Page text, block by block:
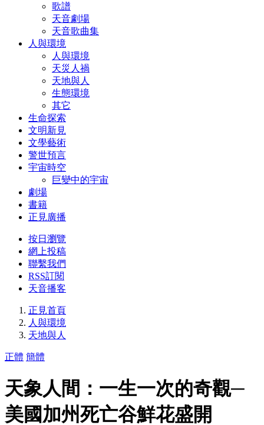
歌譜
天音劇場
天音歌曲集
人與環境
人與環境
天災人禍
天地與人
生態環境
其它
生命探索
文明新見
文學藝術
警世預言
宇宙時空
巨變中的宇宙
劇場
書籍
正見廣播
按日瀏覽
網上投稿
聯繫我們
RSS訂閱
天音播客
正見首頁
人與環境
天地與人
正體 簡體
天象人間：一生一次的奇觀─
美國加州死亡谷鮮花盛開